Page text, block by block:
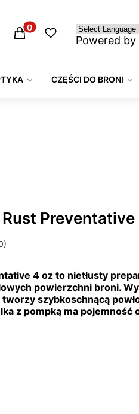
Produkty w koszyku: 0.
Powered by
CZĘŚCI DO BRONI
Preventative
4 oz to nietłusty
powierzchni broni.
szybkoschnącą
z pompką ma pojemność